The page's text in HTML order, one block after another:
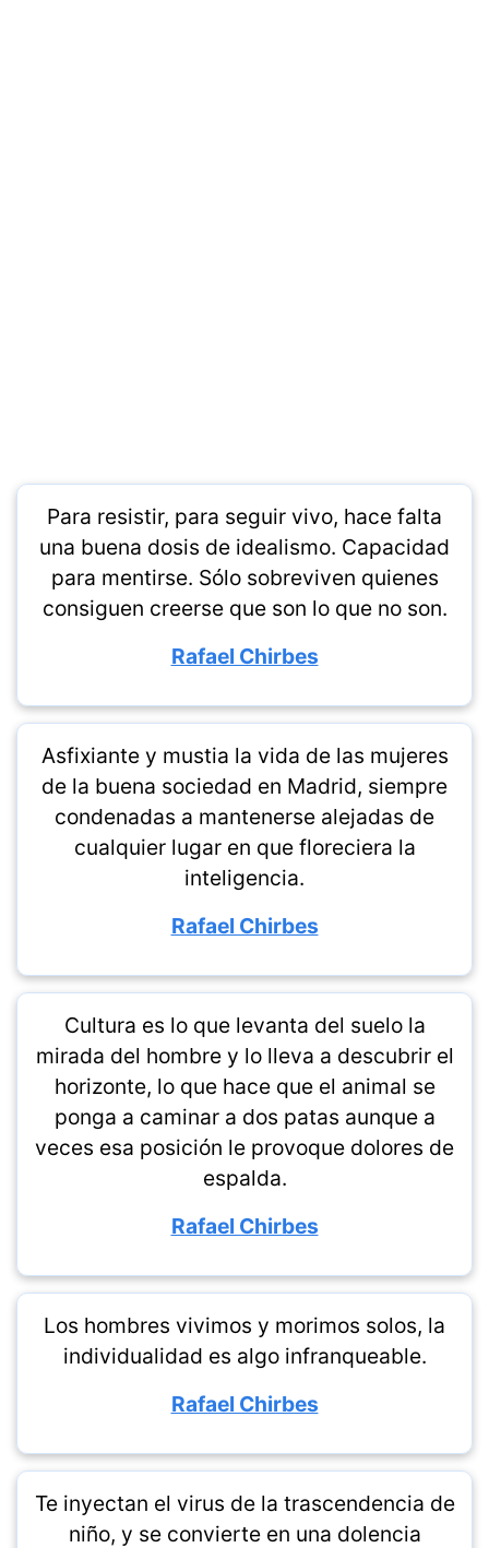
Para resistir, para seguir vivo, hace falta
una buena dosis de idealismo. Capacidad
para mentirse. Sólo sobreviven quienes
consiguen creerse que son lo que no son.
Rafael Chirbes
Asfixiante y mustia la vida de las mujeres
de la buena sociedad en Madrid, siempre
condenadas a mantenerse alejadas de
cualquier lugar en que floreciera la
inteligencia.
Rafael Chirbes
Cultura es lo que levanta del suelo la
mirada del hombre y lo lleva a descubrir el
horizonte, lo que hace que el animal se
ponga a caminar a dos patas aunque a
veces esa posición le provoque dolores de
espalda.
Rafael Chirbes
Los hombres vivimos y morimos solos, la
individualidad es algo infranqueable.
Rafael Chirbes
Te inyectan el virus de la trascendencia de
niño, y se convierte en una dolencia